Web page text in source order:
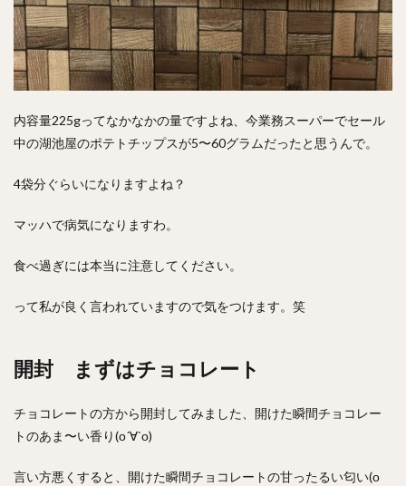
内容量225gってなかなかの量ですよね、今業務スーパーでセール
中の湖池屋のポテトチップスが5〜60グラムだったと思うんで。
4袋分ぐらいになりますよね？
マッハで病気になりますわ。
食べ過ぎには本当に注意してください。
って私が良く言われていますので気をつけます。笑
開封 まずはチョコレート
チョコレートの方から開封してみました、開けた瞬間チョコレー
トのあま〜い香り(о´∀`о)
言い方悪くすると、開けた瞬間チョコレートの甘ったるい匂い(о